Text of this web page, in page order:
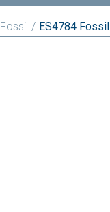
Fossil / ES4784 Fossil